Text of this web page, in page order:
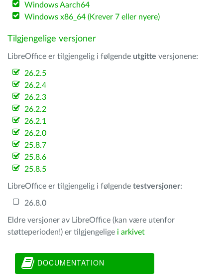
Windows Aarch64
Windows x86_64 (Krever 7 eller nyere)
Tilgjengelige versjoner
LibreOffice er tilgjengelig i følgende utgitte versjonene:
26.2.5
26.2.4
26.2.3
26.2.2
26.2.1
26.2.0
25.8.7
25.8.6
25.8.5
LibreOffice er tilgjengelig i følgende testversjoner:
26.8.0
Eldre versjoner av LibreOffice (kan være utenfor
støtteperioden!) er tilgjengelige i arkivet
DOCUMENTATION